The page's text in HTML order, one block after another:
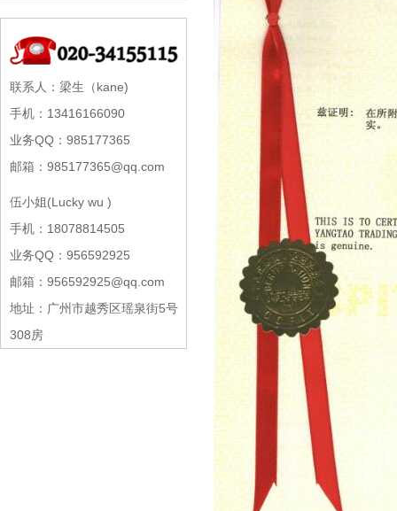
联系人：梁生（kane)
手机：13416166090
业务QQ：985177365
邮箱：985177365@qq.com
伍小姐(Lucky wu )
手机：18078814505
业务QQ：956592925
邮箱：956592925@qq.com
地址：广州市越秀区瑶泉街5号
308房